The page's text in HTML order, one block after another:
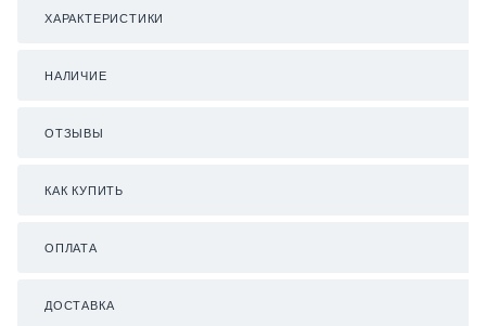
ХАРАКТЕРИСТИКИ
НАЛИЧИЕ
ОТЗЫВЫ
КАК КУПИТЬ
ОПЛАТА
ДОСТАВКА